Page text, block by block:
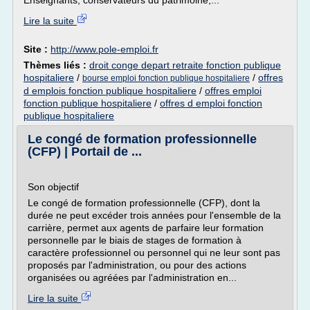
Lire la suite
Site : http://www.pole-emploi.fr
Thèmes liés : droit conge depart retraite fonction publique
hospitaliere / bourse emploi fonction publique hospitaliere / offres
d emplois fonction publique hospitaliere / offres emploi
fonction publique hospitaliere / offres d emploi fonction
publique hospitaliere
Le congé de formation professionnelle
(CFP) | Portail de ...
Son objectif
Le congé de formation professionnelle (CFP), dont la
durée ne peut excéder trois années pour l'ensemble de la
carrière, permet aux agents de parfaire leur formation
personnelle par le biais de stages de formation à
caractère professionnel ou personnel qui ne leur sont pas
proposés par l'administration, ou pour des actions
organisées ou agréées par l'administration en...
Lire la suite